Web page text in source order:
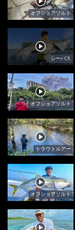
オフショアソルト
シーバス
オフショアソルト
トラウトルアー
オフショアソルト